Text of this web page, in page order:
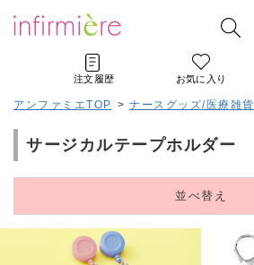
注文履歴 お気に入り
アンファミエTOP > ナースグッズ/医療雑貨
サージカルテープホルダー
並べ替え